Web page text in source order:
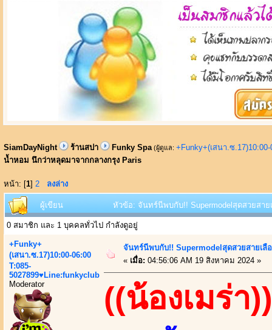
SiamDayNight ร้านสปา Funky Spa (ผู้ดูแล: +Funky+(เสนา.ซ
น้ำหอม นึกว่าหลุดมาจากกลางกรุง Paris
หน้า: [1] 2 ลงล่าง
ผู้เขียน หัวข้อ: จันทร์นีพบกับ!! Supermodelสุดสวยสา
0 สมาชิก และ 1 บุคคลทั่วไป กำลังดูอยู่
+Funky+
(เสนา.ซ.17)10:00-06:00
T:085-
5027899♥Line:funkyclub
Moderator
จันทร์นีพบกับ!! Supermodelสุดสวยสายเ
« เมื่อ: 04:56:06 AM 19 สิงหาคม 2024 »
((น้องเมร่า))